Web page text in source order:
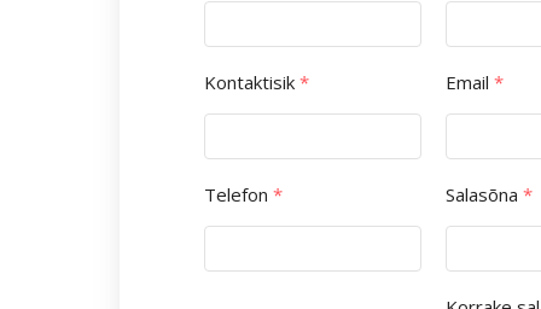
Kontaktisik *
Telefon *
Email *
Salasõna *